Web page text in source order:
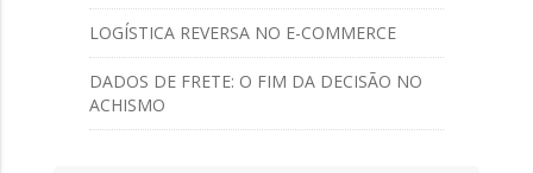
LOGÍSTICA REVERSA NO E-COMMERCE
DADOS DE FRETE: O FIM DA DECISÃO NO
ACHISMO